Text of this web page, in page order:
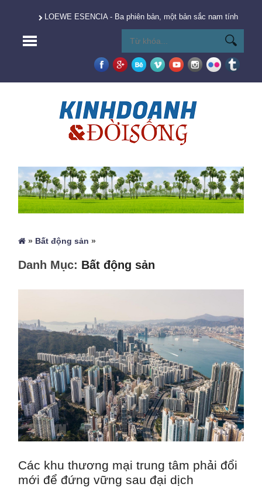
LOEWE ESENCIA - Ba phiên bản, một bản sắc nam tính vượt
» Bất động sản »
Danh Mục: Bất động sản
Các khu thương mại trung tâm phải đổi
mới để đứng vững sau đại dịch